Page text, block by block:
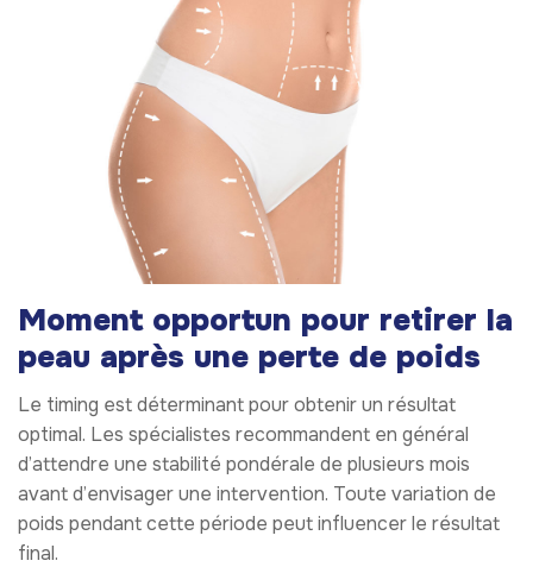
Moment opportun pour retirer la
peau après une perte de poids
Le timing est déterminant pour obtenir un résultat
optimal. Les spécialistes recommandent en général
d’attendre une stabilité pondérale de plusieurs mois
avant d’envisager une intervention. Toute variation de
poids pendant cette période peut influencer le résultat
final.